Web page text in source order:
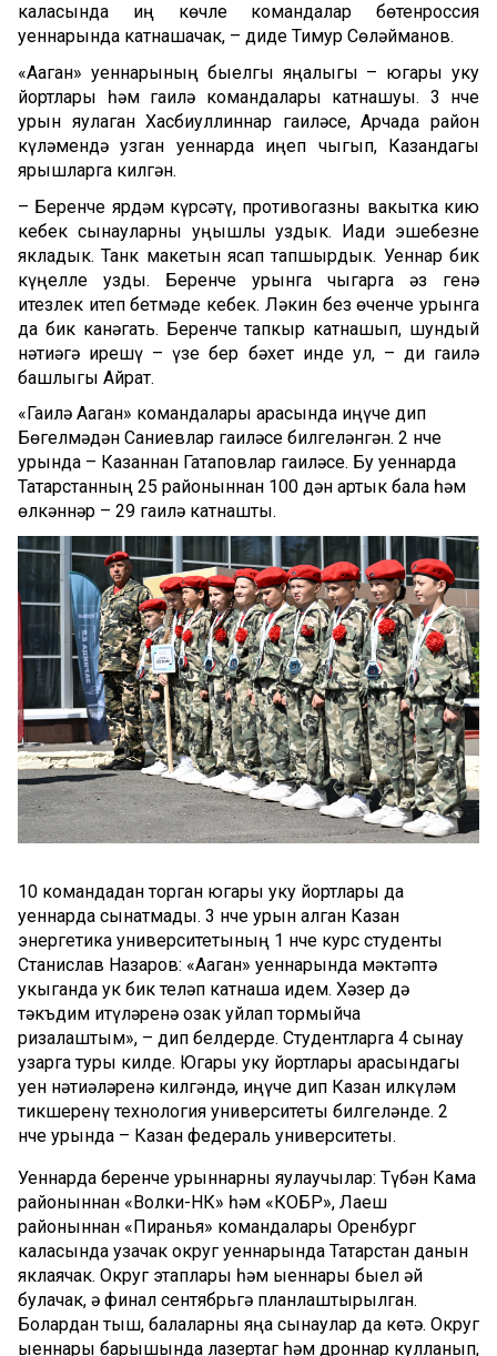
каласында иң көчле командалар бөтенроссия
уеннарында катнашачак, – диде Тимур Сөләйманов.
«Аҗаган» уеннарының быелгы яңалыгы – югары уку
йортлары һәм гаилә командалары катнашуы. 3 нче
урын яулаган Хасбиуллиннар гаиләсе, Арчада район
күләмендә узган уеннарда җиңеп чыгып, Казандагы
ярышларга килгән.
– Беренче ярдәм күрсәтү, противогазны вакытка кию
кебек сынауларны уңышлы уздык. Иҗади эшебезне
якладык. Танк макетын ясап тапшырдык. Уеннар бик
күңелле узды. Беренче урынга чыгарга әз генә
җитезлек җитеп бетмәде кебек. Ләкин без өченче урынга
да бик канәгать. Беренче тапкыр катнашып, шундый
нәтиҗәгә ирешү – үзе бер бәхет инде ул, – ди гаилә
башлыгы Айрат.
«Гаилә Аҗаган» командалары арасында җиңүче дип
Бөгелмәдән Саниевлар гаиләсе билгеләнгән. 2 нче
урында – Казаннан Гатаповлар гаиләсе. Бу уеннарда
Татарстанның 25 районыннан 100 дән артык бала һәм
өлкәннәр – 29 гаилә катнашты.
10 командадан торган югары уку йортлары да
уеннарда сынатмады. 3 нче урын алган Казан
энергетика университетының 1 нче курс студенты
Станислав Назаров: «Аҗаган» уеннарында мәктәптә
укыганда ук бик теләп катнаша идем. Хәзер дә
тәкъдим итүләренә озак уйлап тормыйча
ризалаштым», – дип белдерде. Студентларга 4 сынау
узарга туры килде. Югары уку йортлары арасындагы
уен нәтиҗәләренә килгәндә, җиңүче дип Казан илкүләм
тикшеренү технология университеты билгеләнде. 2
нче урында – Казан федераль университеты.
Уеннарда беренче урыннарны яулаучылар: Түбән Кама
районыннан «Волки-НК» һәм «КОБР», Лаеш
районыннан «Пиранья» командалары Оренбург
каласында узачак округ уеннарында Татарстан данын
яклаячак. Округ этаплары һәм җыеннары быел җәй
булачак, ә финал сентябрьгә планлаштырылган.
Болардан тыш, балаларны яңа сынаулар да көтә. Округ
җыеннары барышында лазертаг һәм дроннар кулланып,